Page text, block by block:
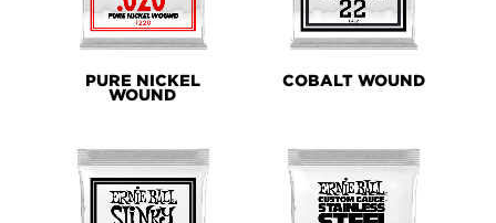
PURE NICKEL
WOUND
COBALT WOUND